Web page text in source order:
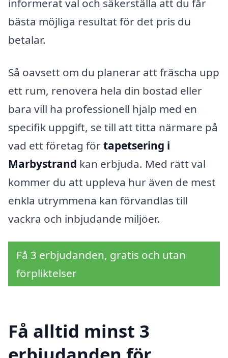
informerat val och säkerställa att du får
bästa möjliga resultat för det pris du
betalar.
Så oavsett om du planerar att fräscha upp
ett rum, renovera hela din bostad eller
bara vill ha professionell hjälp med en
specifik uppgift, se till att titta närmare på
vad ett företag förtapetsering i
Marbystrand kan erbjuda. Med rätt val
kommer du att uppleva hur även de mest
enkla utrymmena kan förvandlas till
vackra och inbjudande miljöer.
Få 3 erbjudanden, gratis och utan
förpliktelser
Få alltid minst 3